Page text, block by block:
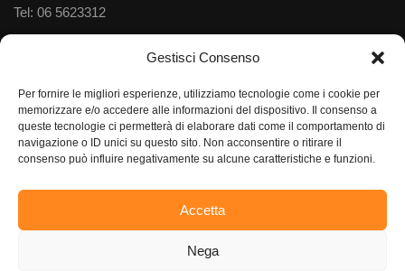
Gestisci Consenso
Per fornire le migliori esperienze, utilizziamo tecnologie come i cookie per
memorizzare e/o accedere alle informazioni del dispositivo. Il consenso a
queste tecnologie ci permetterà di elaborare dati come il comportamento di
navigazione o ID unici su questo sito. Non acconsentire o ritirare il
consenso può influire negativamente su alcune caratteristiche e funzioni.
Accetta
Nega
Tel: 06 5623312
Via delle Baleniere, 52 | 00122
10:00 –13:30, 15:30–20:00
Tel:06 5673702
Gioielleria Aurum S.R.L, Via delle Gondole 52 – 00121 Ostia
Lido (RM) – P.iva 03961241001 |Privacy Policy